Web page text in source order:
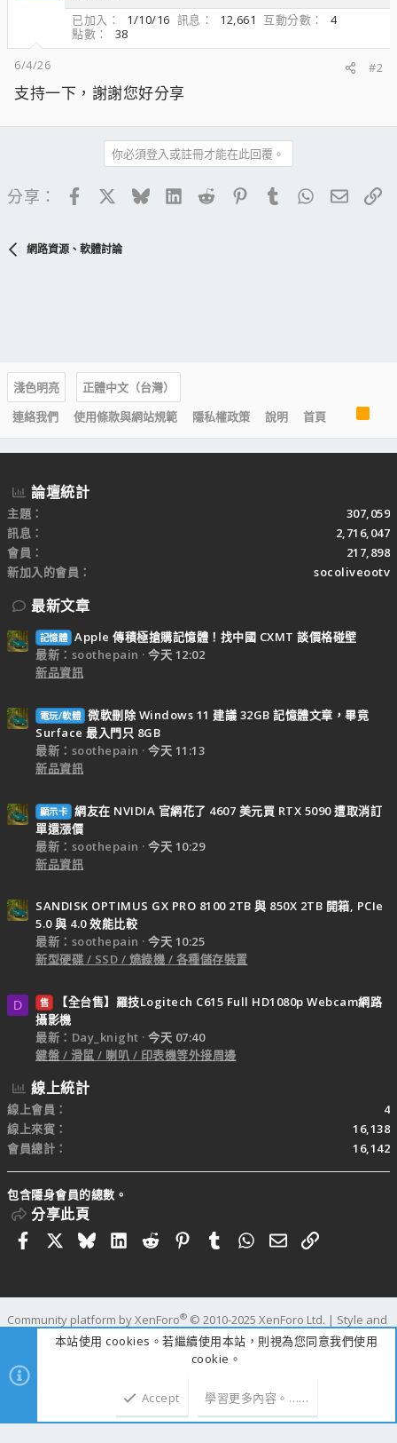
已加入
1/10/16 訊息 12,661 互動分數
4
點數
38
6/4/26
#2
支持一下，謝謝您好分享
你必須登入或註冊才能在此回覆。
分享： FacebookBlueskyLinkedIn
Reddit PinterestTumblrWhatsApp
電子
網路資源、軟體討論
淺色明亮
正體中文（台灣）
連絡我們
使用條款與網站規範 隱私權政策 說明 首頁
R
S
S
論壇統計
主題
307,059
訊息
2,716,047
會員
217,898
新加入的會員
socoliveootv
最新文章
記憶體 Apple 傳積極搶購記憶體！找中國 CXMT 談價格碰壁
最新：soothepain
今天 12:02
新品資訊
電玩/軟體 微軟刪除 Windows 11 建議 32GB 記憶體文章，畢竟
Surface 最入門只 8GB
最新：soothepain
今天 11:13
新品資訊
顯示卡 網友在 NVIDIA 官網花了 4607 美元買 RTX 5090 遭取消訂
單還漲價
最新：soothepain
今天 10:29
新品資訊
SANDISK OPTIMUS GX PRO 8100 2TB 與 850X 2TB 開箱, PCIe
5.0 與 4.0 效能比較
最新：soothepain
今天 10:25
新型硬碟 / SSD / 燒錄機 / 各種儲存裝置
D 售
【全台售】羅技Logitech C615 Full HD1080p Webcam網路
攝影機
最新：Day_knight
今天 07:40
鍵盤 / 滑鼠 / 喇叭 / 印表機等外接周邊
線上統計
線上會員
4
線上來賓
16,138
會員總計
16,142
包含隱身會員的總數。
分享此頁
FacebookBlueskyLinkedIn
RedditPinterestTumblrWhatsApp
電子郵件
連結
Community platform by XenForo® © 2010-2025 XenForo Ltd. | Style and
add-ons by ThemeHouse
時間 0.3315s
本站使用 cookies。若繼續使用本站，則視為您同意我們使用
cookie。
Accept 學習更多內容。……